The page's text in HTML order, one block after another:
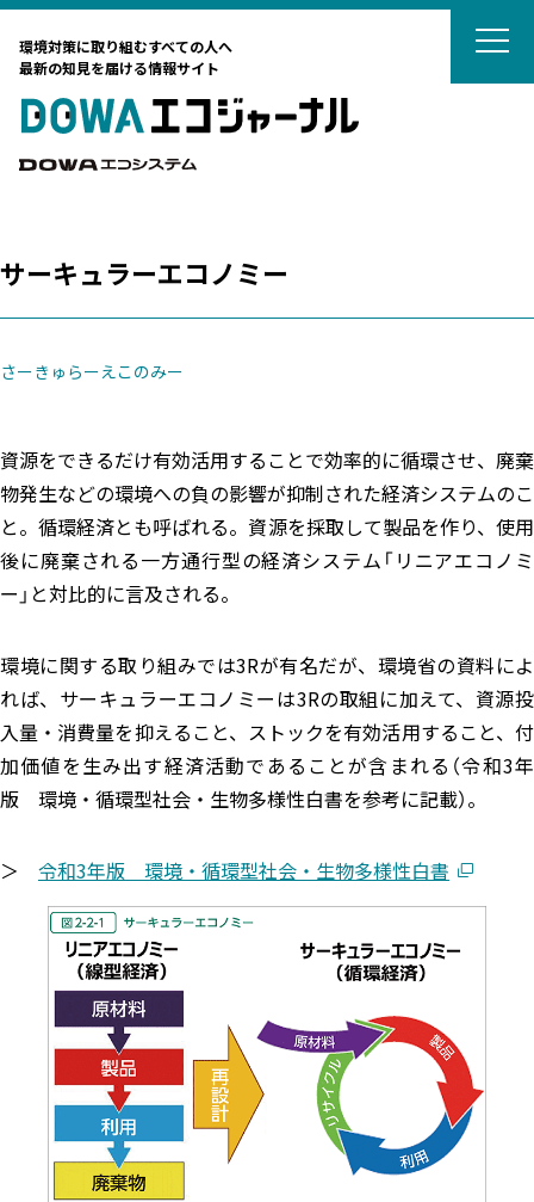
環境対策に取り組むすべての人へ
最新の知見を届ける情報サイト
DOWAエコジ
サーキュラーエコノミー
国際動向
廃棄物処理
法律
リスク管理
DOWAの取組リサイクル 廃棄物処理
海外ごみ事情廃棄物処理法対談土壌汚染対策法
藤田観光からのおすすめカーボンニュートラル
PCB 環境コンサルLIB PV 毒劇法バイオ燃料
PFAS
コラム
土壌浄化
エコぺディア
ホワイトペーパー
ダウンロード
お問い合わせはこちら
サーキュラーエコノミー
さーきゅらーえこのみー
資源をできるだけ有効活用することで効率的に循環させ、廃棄
物発生などの環境への負の影響が抑制された経済システムのこ
と。循環経済とも呼ばれる。資源を採取して製品を作り、使用
後に廃棄される一方通行型の経済システム「リニアエコノミ
ー」と対比的に言及される。
環境に関する取り組みでは3Rが有名だが、環境省の資料によ
れば、サーキュラーエコノミーは3Rの取組に加えて、資源投
入量・消費量を抑えること、ストックを有効活用すること、付
加価値を生み出す経済活動であることが含まれる（令和3年
版 環境・循環型社会・生物多様性白書を参考に記載）。
＞ 令和3年版 環境・循環型社会・生物多様性白書